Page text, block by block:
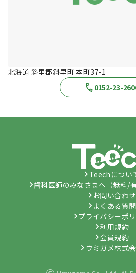
北海道 斜里郡斜里町 本町37-1
0152-23-
Teechについ
歯科医師のみなさまへ（無料/
お問い合わせ
よくある質問
プライバシーポ
利用規約
会員規約
ウミガメ株式